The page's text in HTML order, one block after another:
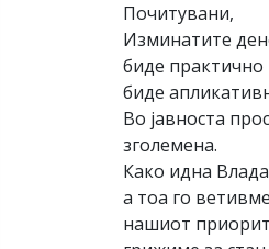
Почитувани,
Изминатите
биде практично
биде
Во јавноста
зголемена.
Како идна
а тоа го
нашиот